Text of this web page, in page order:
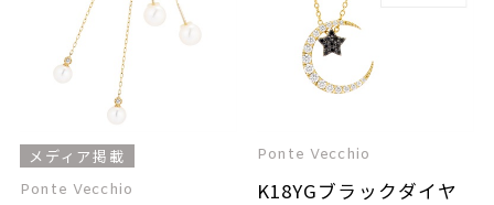
メディア掲載
Ponte Vecchio
Ponte Vecchio
K18YGブラックダイヤ